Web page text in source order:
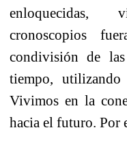
enloquecidas,
cronoscopios
condivisión de
tiempo, utilizando
Vivimos en la
hacia el futuro. Por